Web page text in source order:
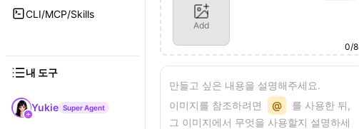
CLI/MCP/Skills
내 도구
Yukie Super Agent
Add
0/8
만들고 싶은 내용을 설명해주세요.
이미지를 참조하려면
@
를 사용한 뒤,
그 이미지에서 무엇을 사용할지 설명하세